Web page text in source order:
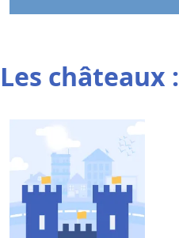
Les châteaux :